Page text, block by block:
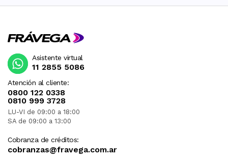
Atención al cliente:
0800 122 0338
0810 999 3728
LU-VI de 09:00 a 18:00
SA de 09:00 a 13:00
Cobranza de créditos:
cobranzas@fravega.com.ar
Asistente virtual
11 2855 5086